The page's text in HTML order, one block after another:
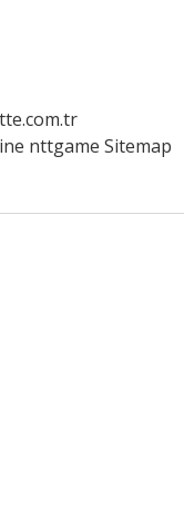
nttgame Sitemap